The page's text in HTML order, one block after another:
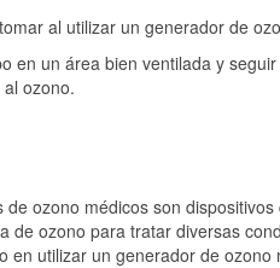
al utilizar un generador de
en un área bien ventilada y
ozono.
ozono médicos son
de ozono para tratar diversas
en utilizar un generador de